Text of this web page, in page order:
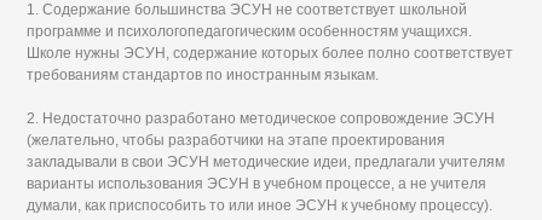
1. Содержание большинства ЭСУН не соответствует школьной
программе и психологопедагогическим особенностям учащихся.
Школе нужны ЭСУН, содержание которых более полно соответствует
требованиям стандартов по иностранным языкам.
2. Недостаточно разработано методическое сопровождение ЭСУН
(желательно, чтобы разработчики на этапе проектирования
закладывали в свои ЭСУН методические идеи, предлагали учителям
варианты использования ЭСУН в учебном процессе, а не учителя
думали, как приспособить то или иное ЭСУН к учебному процессу).